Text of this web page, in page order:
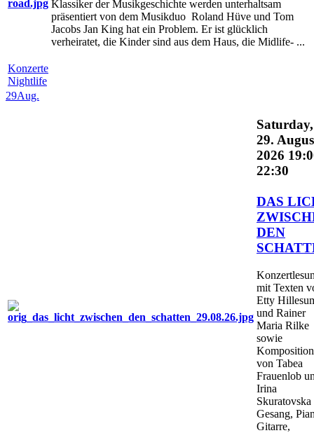
Klassiker der Musikgeschichte werden unterhaltsam
präsentiert von dem Musikduo Roland Hüve und Tom
Jacobs Jan King hat ein Problem. Er ist glücklich
verheiratet, die Kinder sind aus dem Haus, die Midlife- ...
Konzerte
Nightlife
29Aug.
Saturday,
29.
2026
22:30
DAS
DEN
mit Texten
Etty
und Rainer
Maria Rilke
sowie
von Tabea
Frauenlob
Irina
Gesang,
Gitarre,